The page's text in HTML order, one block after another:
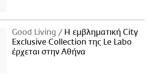
Good Living
Η εμβληματική City
Exclusive Collection της Le Labo
έρχεται στην Αθήνα